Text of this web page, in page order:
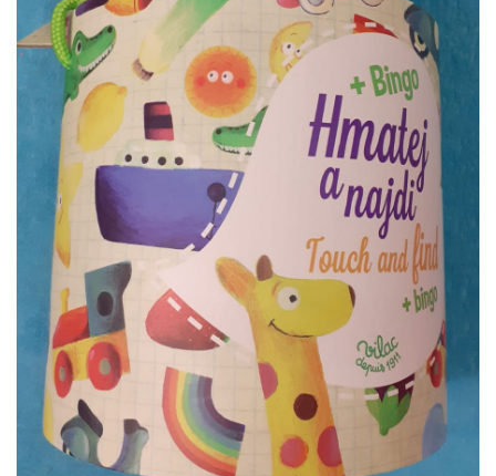
VZDĚLÁVACÍ BLOK ZÁŘÍ
VZDĚLÁVACÍ BLOK ŘÍJEN
VZDĚLÁVACÍ BLOK LISTOPAD
VZDĚLÁVACÍ BLOK PROSINEC
VZDĚLÁVACÍ BLOK LEDEN
VZDĚLÁVACÍ BLOK ÚNOR
VZDĚLÁVACÍ BLOK BŘEZEN